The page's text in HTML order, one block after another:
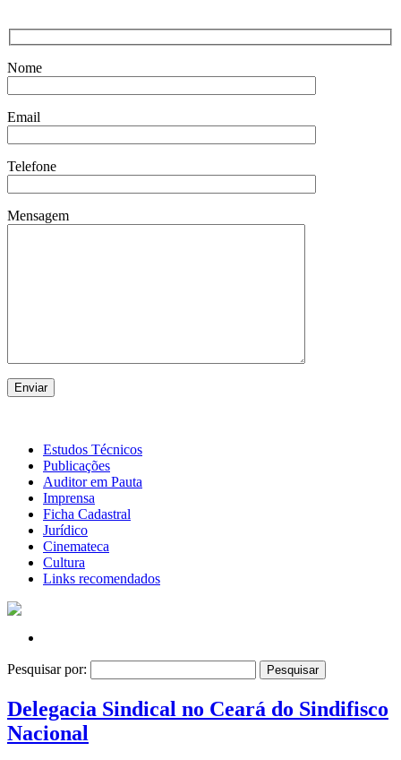
Nome
Email
Telefone
Mensagem
Estudos Técnicos
Publicações
Auditor em Pauta
Imprensa
Ficha Cadastral
Jurídico
Cinemateca
Cultura
Links recomendados
Pesquisar por:
Delegacia Sindical no Ceará do Sindifisco
Nacional